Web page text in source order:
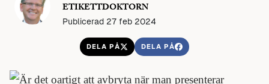
ETIKETTDOKTORN
Publicerad 27 feb 2024
DELA PÅ DELA PÅ